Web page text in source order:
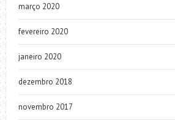
março 2020
fevereiro 2020
janeiro 2020
dezembro 2018
novembro 2017